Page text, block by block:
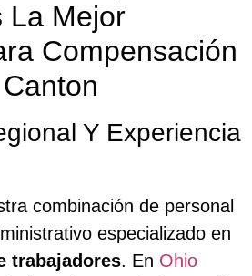
La Mejor
Compensación
Y Experiencia
combinación de personal
especializado en
trabajadores. En Ohio